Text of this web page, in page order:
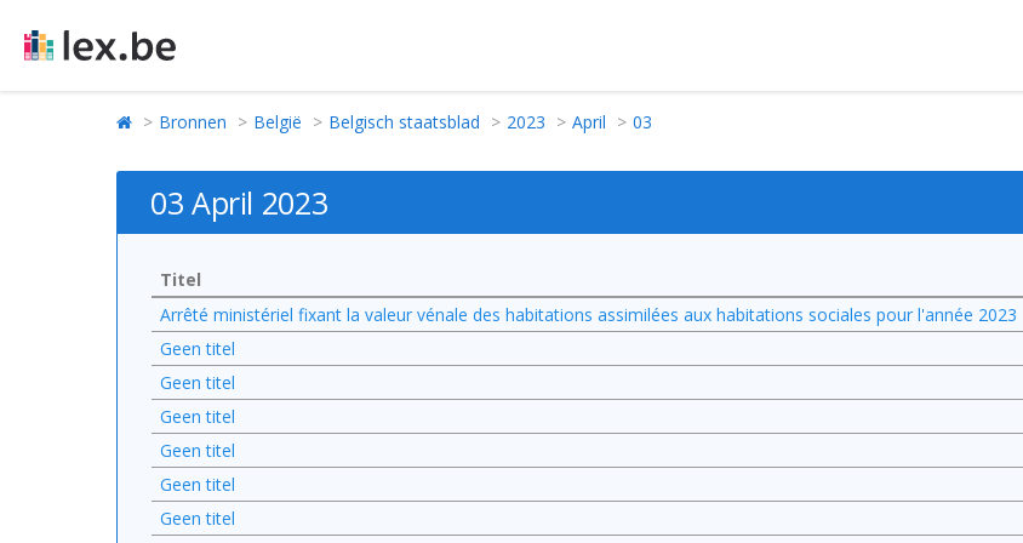
Bronnen België Belgisch staatsblad 2023 April 03
03 April 2023
Titel
Arrêté ministériel fixant la valeur vénale des habitations assimilées aux habitations sociales pour l'année 2023
Geen titel
Geen titel
Geen titel
Geen titel
Geen titel
Geen titel